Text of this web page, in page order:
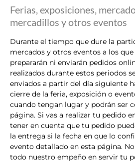
Ferias, exposiciones,
mercadillos y otros eventos
Durante el tiempo que dure la
mercados y otros eventos a los
prepararán ni enviarán pedidos
realizados durante estos periodos
enviados a partir del día siguiente
cierre de la feria, exposición o
cuando tengan lugar y podrán ser
página. Si vas a realizar tu pedido
tener en cuenta que tu pedido
la entrega si la fecha en que lo
evento detallado en esta página.
todo nuestro empeño en servir tu